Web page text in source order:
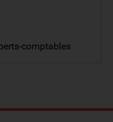
comptables